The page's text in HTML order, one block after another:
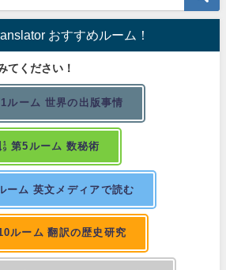
おすすめルーム！
てください！
ルーム 世界の出版事情
第5ルーム 数秘術
ーム 英文メディアで読む
ルーム 翻訳の歴史研究